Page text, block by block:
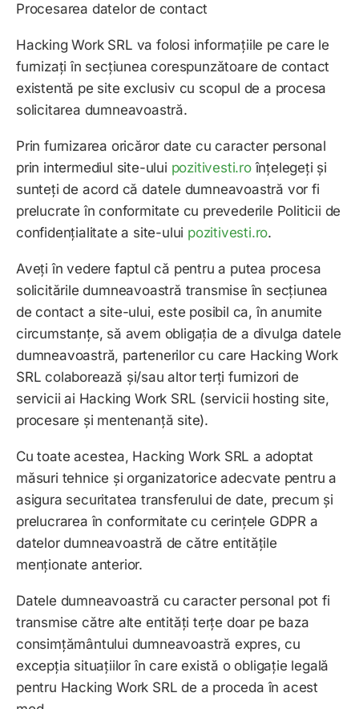
Procesarea datelor de contact
Hacking Work SRL va folosi informațiile pe care le
furnizați în secțiunea corespunzătoare de contact
existentă pe site exclusiv cu scopul de a procesa
solicitarea dumneavoastră.
Prin furnizarea oricăror date cu caracter personal
prin intermediul site-ului pozitivesti.ro înțelegeți și
sunteți de acord că datele dumneavoastră vor fi
prelucrate în conformitate cu prevederile Politicii de
confidențialitate a site-ului pozitivesti.ro.
Aveți în vedere faptul că pentru a putea procesa
solicitările dumneavoastră transmise în secțiunea
de contact a site-ului, este posibil ca, în anumite
circumstanțe, să avem obligația de a divulga datele
dumneavoastră, partenerilor cu care Hacking Work
SRL colaborează și/sau altor terți furnizori de
servicii ai Hacking Work SRL (servicii hosting site,
procesare și mentenanță site).
Cu toate acestea, Hacking Work SRL a adoptat
măsuri tehnice și organizatorice adecvate pentru a
asigura securitatea transferului de date, precum și
prelucrarea în conformitate cu cerințele GDPR a
datelor dumneavoastră de către entitățile
menționate anterior.
Datele dumneavoastră cu caracter personal pot fi
transmise către alte entități terțe doar pe baza
consimțământului dumneavoastră expres, cu
excepția situațiilor în care există o obligație legală
pentru Hacking Work SRL de a proceda în acest